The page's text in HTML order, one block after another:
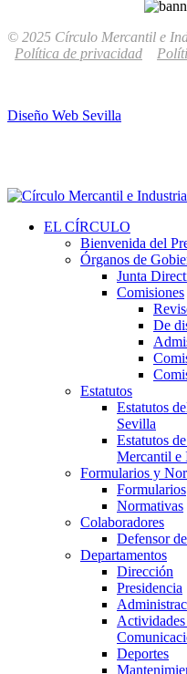
© 2025 Círculo Mercantil e
Política de privacidad
Diseño Web Sevilla
EL CÍRCULO
Bienvenida del
Órganos de
Junta
Comisiones
De
Estatutos
Estatutos
Sevilla
Estatutos
Mercantil e
Formularios y
Formularios
Normativas
Colaboradores
Defensor
Departamentos
Dirección
Presidencia
Deportes